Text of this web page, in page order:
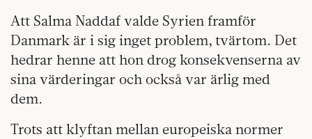
Att Salma Naddaf valde Syrien framför
Danmark är i sig inget problem, tvärtom. Det
hedrar henne att hon drog konsekvenserna av
sina värderingar och också var ärlig med
dem.
Trots att klyftan mellan europeiska normer